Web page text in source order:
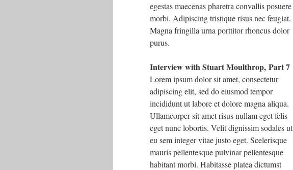
egestas maecenas pharetra convallis posuere
morbi. Adipiscing tristique risus nec feugiat.
Magna fringilla urna porttitor rhoncus dolor
purus.
Interview with Stuart Moulthrop, Part 7
Lorem ipsum dolor sit amet, consectetur
adipiscing elit, sed do eiusmod tempor
incididunt ut labore et dolore magna aliqua.
Ullamcorper sit amet risus nullam eget felis
eget nunc lobortis. Velit dignissim sodales ut
eu sem integer vitae justo eget. Scelerisque
mauris pellentesque pulvinar pellentesque
habitant morbi. Habitasse platea dictumst